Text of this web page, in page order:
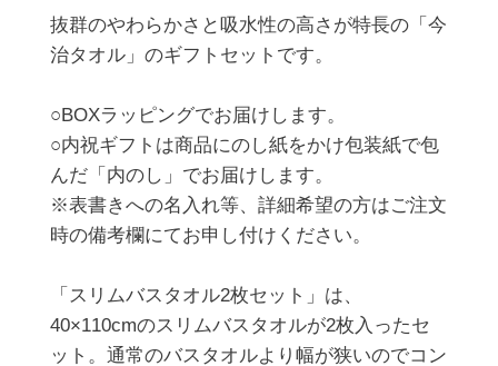
抜群のやわらかさと吸水性の高さが特長の「今
治タオル」のギフトセットです。
○BOXラッピングでお届けします。
○内祝ギフトは商品にのし紙をかけ包装紙で包
んだ「内のし」でお届けします。
※表書きへの名入れ等、詳細希望の方はご注文
時の備考欄にてお申し付けください。
「スリムバスタオル2枚セット」は、
40×110cmのスリムバスタオルが2枚入ったセ
ット。通常のバスタオルより幅が狭いのでコン